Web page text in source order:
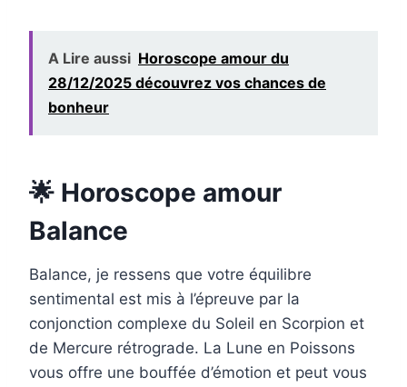
A Lire aussi Horoscope amour du
28/12/2025 découvrez vos chances de
bonheur
🌟 Horoscope amour
Balance
Balance, je ressens que votre équilibre
sentimental est mis à l’épreuve par la
conjonction complexe du Soleil en Scorpion et
de Mercure rétrograde. La Lune en Poissons
vous offre une bouffée d’émotion et peut vous